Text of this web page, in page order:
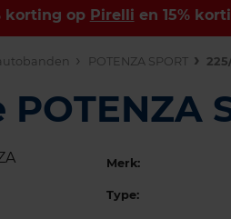
korting op Pirelli en 15%
POTENZA SPORT
Merk:
Type: